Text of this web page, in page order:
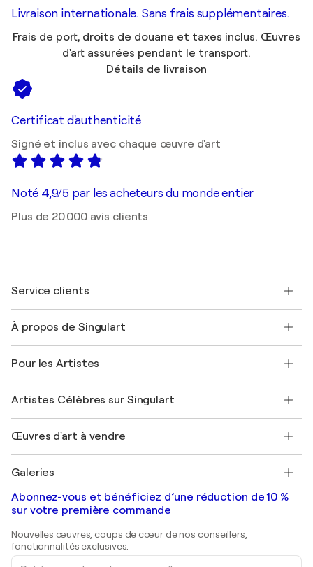
Livraison internationale. Sans frais supplémentaires.
Frais de port, droits de douane et taxes inclus. Œuvres
d'art assurées pendant le transport.
Détails de livraison
Certificat d'authenticité
Signé et inclus avec chaque œuvre d'art
Noté 4,9/5 par les acheteurs du monde entier
Plus de 20 000 avis clients
Service clients
Expédition
Offrir une carte cadeau
Rejoignez notre programme commercial
Mon compte
+33 1 76 44 06 42
À propos de Singulart
FAQ
Magazine Singulart
Emplois
Découvrez une sélection d'art original
Pour les Artistes
Se connecter en tant qu'Artiste
Artistes Célèbres sur Singulart
Marc Chagall
Banksy
Mr. Brainwash
Shepard Fairey
Œuvres d'art à vendre
Tableaux abstraits à vendre
Peintures de paysage
Estampes
Peintures acryliques
Galeries
Galeries d'art en France
Galeries d'art en Belgique
Abonnez-vous et bénéficiez d’une réduction de 10 %
sur votre première commande
Nouvelles œuvres, coups de cœur de nos conseillers,
fonctionnalités exclusives.
Saisissez